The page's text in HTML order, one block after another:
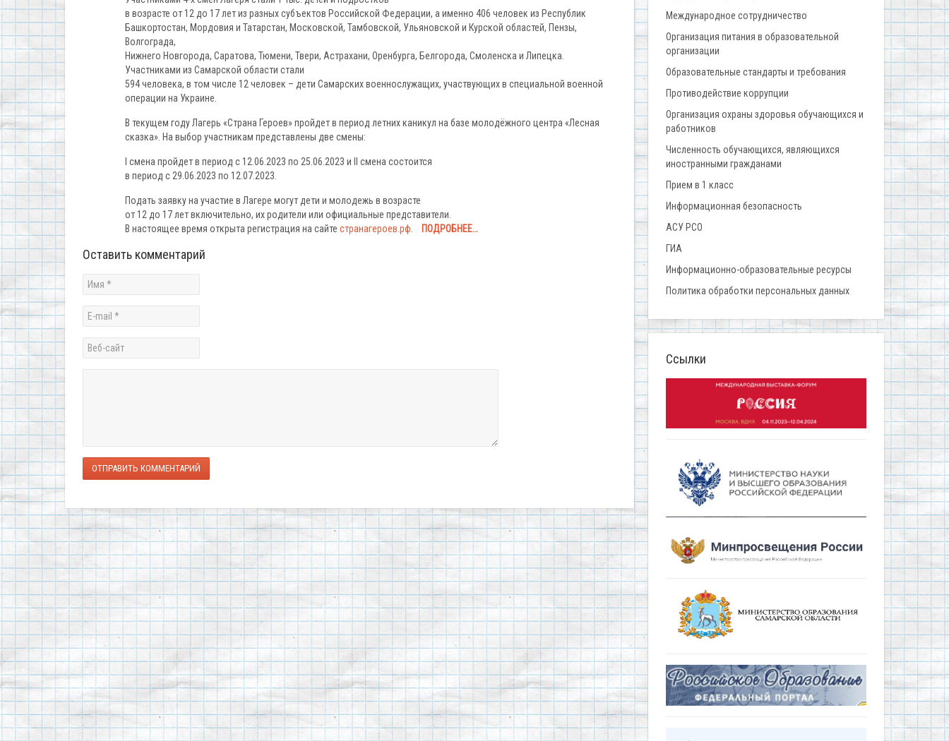
в возрасте от 12 до 17 лет из разных субъектов Российской Федерации, а именно 406 человек из Республик
Башкортостан, Мордовия и Татарстан, Московской, Тамбовской, Ульяновской и Курской областей, Пензы,
Волгограда,
Нижнего Новгорода, Саратова, Тюмени, Твери, Астрахани, Оренбурга, Белгорода, Смоленска и Липецка.
Участниками из Самарской области стали
594 человека, в том числе 12 человек – дети Самарских военнослужащих, участвующих в специальной военной
операции на Украине.
В текущем году Лагерь «Страна Героев» пройдет в период летних каникул на базе молодёжного центра «Лесная
сказка». На выбор участникам представлены две смены:
I смена пройдет в период с 12.06.2023 по 25.06.2023 и II смена состоится
в период с 29.06.2023 по 12.07.2023.
Подать заявку на участие в Лагере могут дети и молодежь в возрасте
от 12 до 17 лет включительно, их родители или официальные представители.
В настоящее время открыта регистрация на сайте странагероев.рф ПОДРОБНЕЕ…
Оставить комментарий
ОТПРАВИТЬ КОММЕНТАРИЙ
Международное сотрудничество
Организация питания в образовательной
организации
Образовательные стандарты и требования
Противодействие коррупции
Организация охраны здоровья обучающихся и
работников
Численность обучающихся, являющихся
иностранными гражданами
Прием в 1 класс
Информационная безопасность
АСУ РСО
ГИА
Информационно-образовательные ресурсы
Политика обработки персональных данных
Ссылки